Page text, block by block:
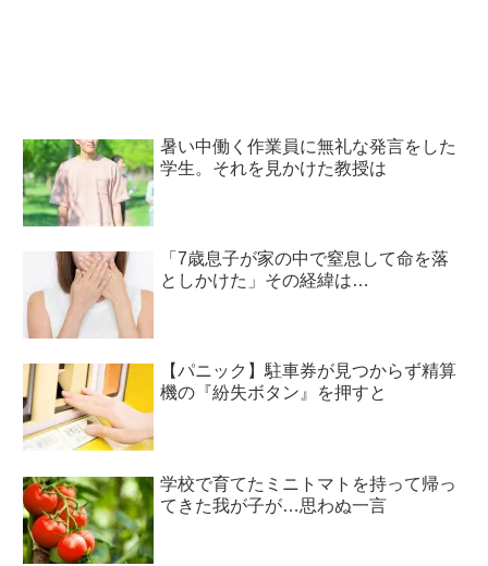
暑い中働く作業員に無礼な発言をした
学生。それを見かけた教授は
「7歳息子が家の中で窒息して命を落
としかけた」その経緯は…
【パニック】駐車券が見つからず精算
機の『紛失ボタン』を押すと
学校で育てたミニトマトを持って帰っ
てきた我が子が…思わぬ一言